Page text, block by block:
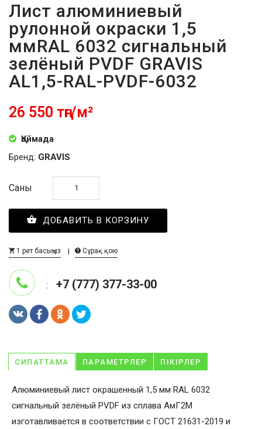
Лист алюминиевый
рулонной окраски 1,5
ммRAL 6032 сигнальный
зелёный PVDF GRAVIS
AL1,5-RAL-PVDF-6032
26 550 тңг/м²
Қоймада
Бренд: GRAVIS
Саны
ДОБАВИТЬ В КОРЗИНУ
1 рет басыңыз Сұрақ қою
: +7 (777) 377-33-00
СИПАТТАМА ПАРАМЕТРЛЕР ПІКІРЛЕР
Алюминиевый лист окрашенный 1,5 мм RAL 6032
сигнальный зелёный PVDF из сплава АмГ2М
изготавливается в соответствии с ГОСТ 21631-2019 и